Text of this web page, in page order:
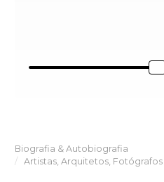
Biografia & Autobiografia
Artistas, Arquitetos, Fotógrafos